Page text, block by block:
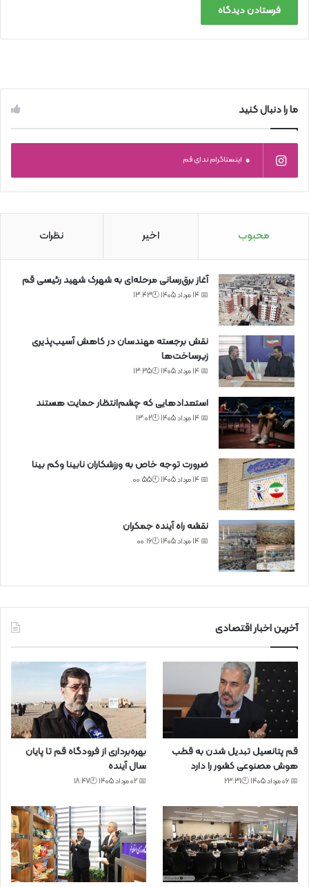
ما را دنبال کنید
0 اینستاگرام ندای قم
محبوب اخیر نظرات
آغاز برق‌رسانی مرحله‌ای به شهرک شهید رئیسی قم
📅 14 مرداد 1405 🕙13:43
نقش برجسته مهندسان در کاهش آسیب‌پذیری
زیرساخت‌ها
📅 14 مرداد 1405 🕙13:35
استعدادهایی که چشم‌انتظار حمایت هستند
📅 14 مرداد 1405 🕙13:02
ضرورت توجه خاص به ورزشکاران نابینا وکم بینا
📅 14 مرداد 1405 🕙00:55
نقشه راه آینده جمکران
📅 14 مرداد 1405 🕙00:16
آخرین اخبار اقتصادی
قم پتانسیل تبدیل شدن به قطب
هوش مصنوعی کشور را دارد
📅 06 مرداد 1405 🕙23:31
بهره‌برداری از فرودگاه قم تا پایان
سال آینده
📅 02 مرداد 1405 🕙18:47